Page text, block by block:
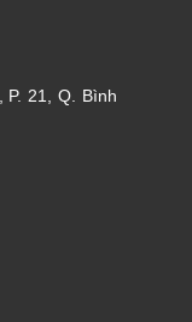
P. 21, Q. Bình